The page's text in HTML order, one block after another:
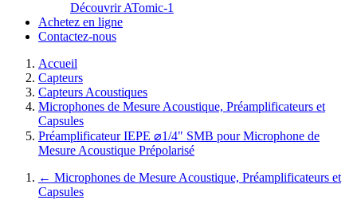
Découvrir ATomic-1
Achetez en ligne
Contactez-nous
Accueil
Capteurs
Capteurs Acoustiques
Microphones de Mesure Acoustique, Préamplificateurs et
Capsules
Préamplificateur IEPE ⌀1/4" SMB pour Microphone de
Mesure Acoustique Prépolarisé
← Microphones de Mesure Acoustique, Préamplificateurs et
Capsules